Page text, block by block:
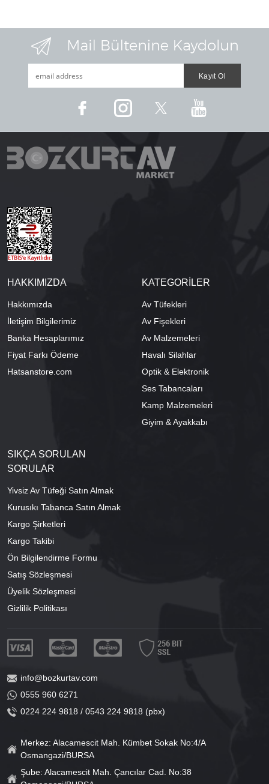
HAKKIMIZDA
Hakkımızda
İletişim Bilgilerimiz
Banka Hesaplarımız
Fiyat Farkı Ödeme
Hatsanstore.com
KATEGORİLER
Av Tüfekleri
Av Fişekleri
Av Malzemeleri
Havalı Silahlar
Optik & Elektronik
Ses Tabancaları
Kamp Malzemeleri
Giyim & Ayakkabı
SIKÇA SORULAN
SORULAR
Yivsiz Av Tüfeği Satın Almak
Kurusıkı Tabanca Satın Almak
Kargo Şirketleri
Kargo Takibi
Ön Bilgilendirme Formu
Satış Sözleşmesi
Üyelik Sözleşmesi
Gizlilik Politikası
info@bozkurtav.com
0555 960 6271
0224 224 9818 / 0543 224 9818 (pbx)
Merkez: Alacamescit Mah. Kümbet Sokak No:4/A
Osmangazi/BURSA
Şube: Alacamescit Mah. Çancılar Cad. No:38